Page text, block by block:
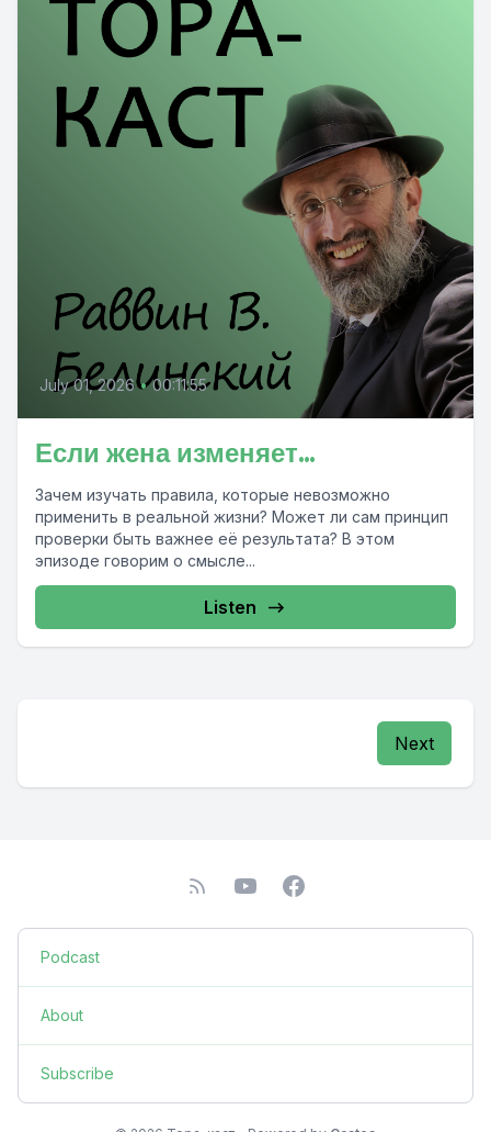
July 01, 2026 • 00:11:55
Если жена изменяет…
Зачем изучать правила, которые невозможно
применить в реальной жизни? Может ли сам принцип
проверки быть важнее её результата? В этом
эпизоде говорим о смысле...
Listen
Next
Podcast
About
Subscribe